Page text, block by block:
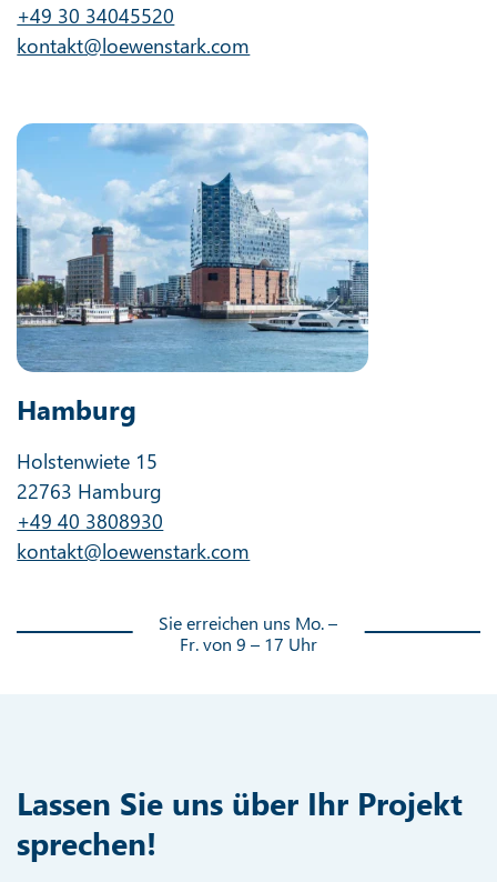
+49 30 34045520
kontakt@loewenstark.com
Hamburg
Holstenwiete 15
22763 Hamburg
+49 40 3808930
kontakt@loewenstark.com
Sie erreichen uns Mo. –
Fr. von 9 – 17 Uhr
Lassen Sie uns über Ihr Projekt
sprechen!